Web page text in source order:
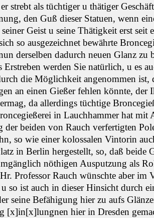
strebt als tüchtiger u thätiger
den Guß dieser Statuen, wenn
Geist u seine Thätigkeit erst seit
so ausgezeichnet bewährte
derselben dadurch neuen Glanz zu
Erstreben werden Sie natürlich, u es
die Möglichkeit angenommen ist,
an einen Gießer fehlen könnte, der
da allerdings tüchtige
in Lauchhammer hat mit
der beiden von Rauch verfertigten
so wie einer kolossalen Vintorin
in Berlin hergestellt, so, daß beide
nöthigen Ausputzung als
Professor Rauch wünschte aber im
so ist auch in dieser Hinsicht durch
seine Befähigung hier zu aufs
[x]in[x]lungnen hier in Dresden